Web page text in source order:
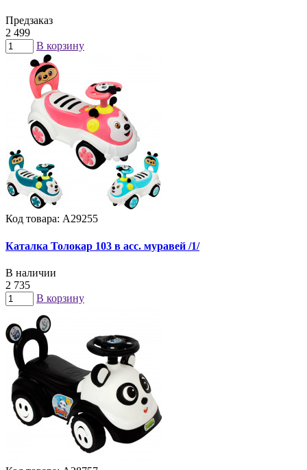
Предзаказ
2 499
В корзину
Код товара: А29255
Каталка Толокар 103 в асс. муравей /1/
В наличии
2 735
В корзину